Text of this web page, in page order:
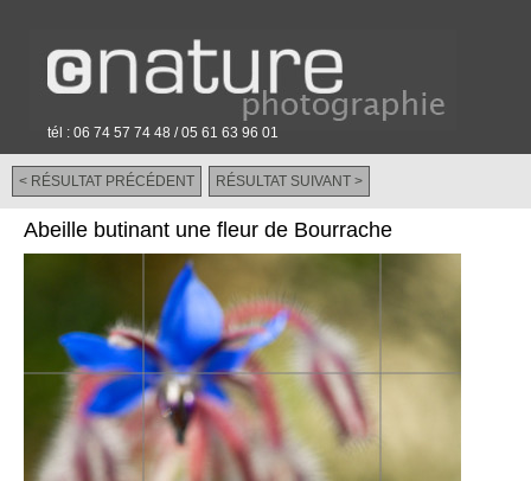
tél : 06 74 57 74 48 / 05 61 63 96 01
< RÉSULTAT PRÉCÉDENT RÉSULTAT SUIVANT >
-
Abeille butinant une fleur de Bourrache